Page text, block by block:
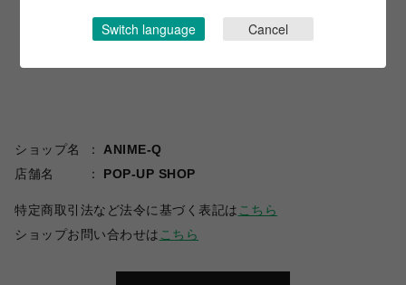
ショップ名
ANIME-Q
店舗名
POP-UP SHOP
特定商取引法など法令に基づく表記は こちら
ショップお問い合わせは こちら
Switch language Cancel